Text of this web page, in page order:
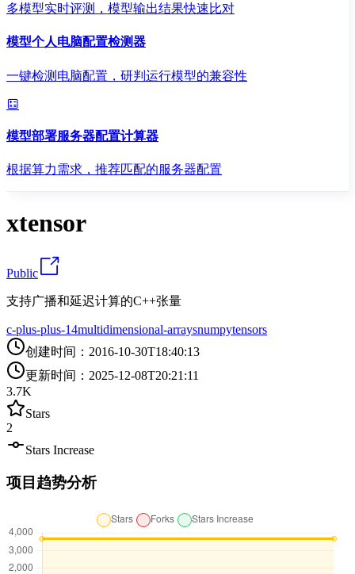
多模型实时评测，模型输出结果快速比对
模型个人电脑配置检测器
一键检测电脑配置，研判运行模型的兼容性
模型部署服务器配置计算器
根据算力需求，推荐匹配的服务器配置
xtensor
Public
支持广播和延迟计算的C++张量
c-plus-plus-14multidimensional-arraysnumpytensors
创建时间 ： 2016-10-30T18:40:13
更新时间 ： 2025-12-08T20:21:11
3.7K
Stars
2
Stars Increase
项目趋势分析